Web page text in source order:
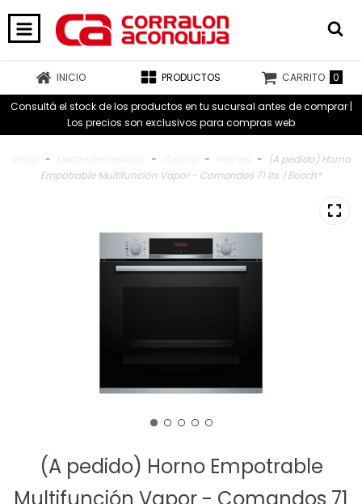
INICIO PRODUCTOS CARRITO 0
Consultá el stock de los productos en tu sucursal antes de comprar |
Los precios son exclusivos para compras web
- - - -
(A pedido) Horno
Empotrable Multifunción Vapor - Comandos 71 lts. | Bosch®
(A pedido) Horno Empotrable